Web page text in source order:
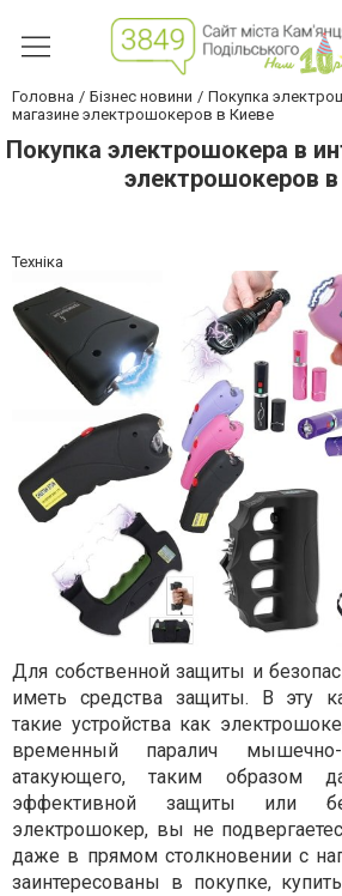
Головна Бізнес новини
Покупка
магазине электрошокеров в Киеве
Покупка электрошокера в
электрошокеров
Техніка
Для собственной защиты и
иметь средства защиты. В эту
такие устройства как
временный паралич мышечно-
атакующего, таким образом
эффективной защиты или
электрошокер, вы не
даже в прямом столкновении с
заинтересованы в покупке, купить